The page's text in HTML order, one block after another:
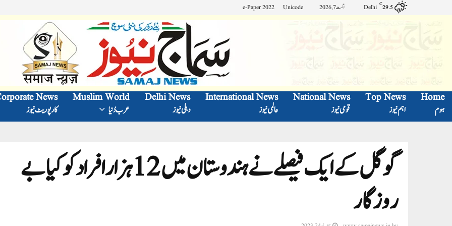
29.5
C
Delhi اگست 7, 2026 Unicode
e-Paper 2022
Home
ہوم
Top News
اہم نیوز
National News
قومی نیوز
International News
عالمی نیوز
Delhi News
دہلی نیوز
Muslim World
عرب دُنیا
News
کارپوریٹ نیوز
گوگل کے ایک فیصلے نے ہندوستان میں 12ہزار افراد کو کیا بے
روزگار